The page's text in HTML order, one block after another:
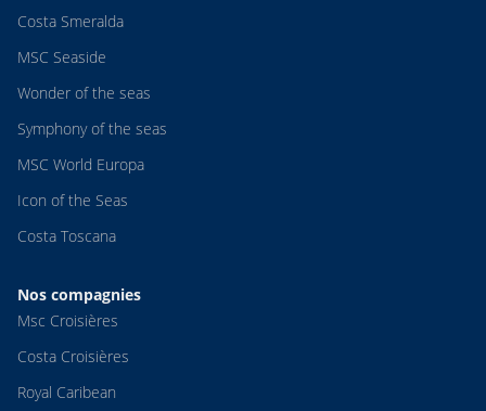
Costa Smeralda
MSC Seaside
Wonder of the seas
Symphony of the seas
MSC World Europa
Icon of the Seas
Costa Toscana
Nos compagnies
Msc Croisières
Costa Croisières
Royal Caribean